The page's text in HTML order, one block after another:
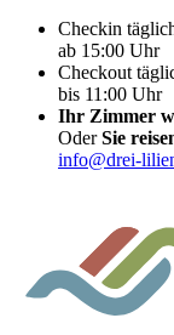
Checkin
ab 15:00 Uhr
Checkout
bis 11:00 Uhr
Ihr Zimmer
OderSie
info@drei-